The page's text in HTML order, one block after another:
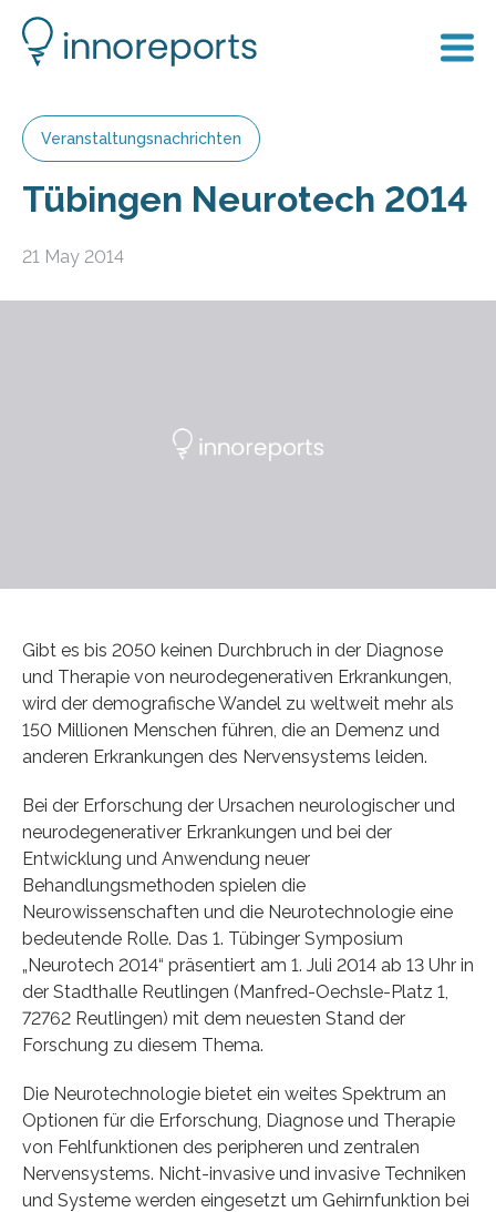
Veranstaltungsnachrichten
Tübingen Neurotech 2014
21 May 2014
Gibt es bis 2050 keinen Durchbruch in der Diagnose
und Therapie von neurodegenerativen Erkrankungen,
wird der demografische Wandel zu weltweit mehr als
150 Millionen Menschen führen, die an Demenz und
anderen Erkrankungen des Nervensystems leiden.
Bei der Erforschung der Ursachen neurologischer und
neurodegenerativer Erkrankungen und bei der
Entwicklung und Anwendung neuer
Behandlungsmethoden spielen die
Neurowissenschaften und die Neurotechnologie eine
bedeutende Rolle. Das 1. Tübinger Symposium
„Neurotech 2014“ präsentiert am 1. Juli 2014 ab 13 Uhr in
der Stadthalle Reutlingen (Manfred-Oechsle-Platz 1,
72762 Reutlingen) mit dem neuesten Stand der
Forschung zu diesem Thema.
Die Neurotechnologie bietet ein weites Spektrum an
Optionen für die Erforschung, Diagnose und Therapie
von Fehlfunktionen des peripheren und zentralen
Nervensystems. Nicht-invasive und invasive Techniken
und Systeme werden eingesetzt um Gehirnfunktion bei